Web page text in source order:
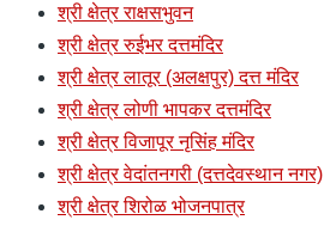
श्री क्षेत्र राक्षसभुवन
श्री क्षेत्र रुईभर दत्तमंदिर
श्री क्षेत्र लातूर (अलक्षपुर) दत्त मंदिर
श्री क्षेत्र लोणी भापकर दत्तमंदिर
श्री क्षेत्र विजापूर नृसिंह मंदिर
श्री क्षेत्र वेदांतनगरी (दत्तदेवस्थान नगर)
श्री क्षेत्र शिरोळ भोजनपात्र